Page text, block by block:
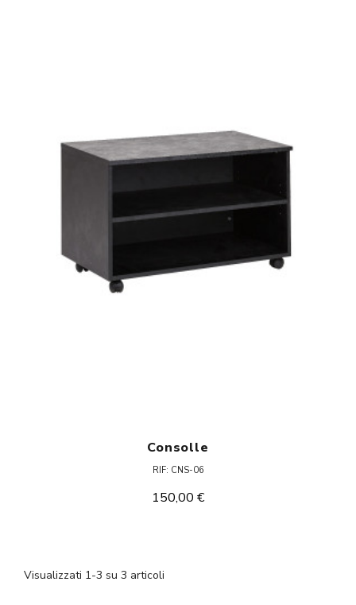
Consolle
RIF: CNS-06
150,00 €
Visualizzati 1-3 su 3 articoli